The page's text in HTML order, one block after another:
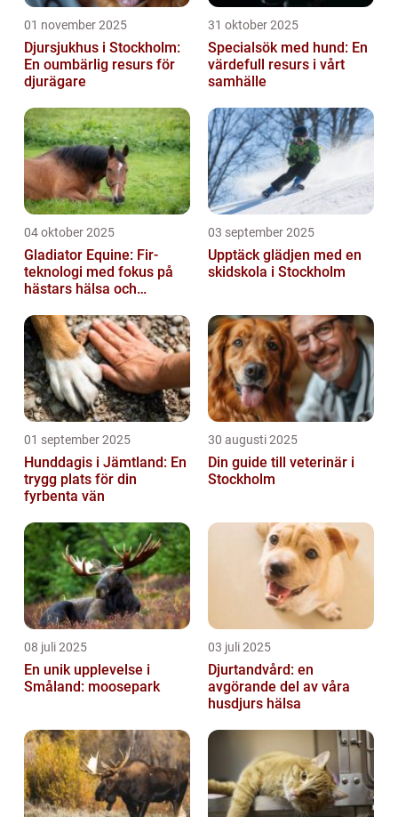
01 november 2025
Djursjukhus i Stockholm:
En oumbärlig resurs för
djurägare
31 oktober 2025
Specialsök med hund: En
värdefull resurs i vårt
samhälle
04 oktober 2025
Gladiator Equine: Fir-
teknologi med fokus på
hästars hälsa och
03 september 2025
Upptäck glädjen med en
skidskola i Stockholm
01 september 2025
Hunddagis i Jämtland: En
trygg plats för din
fyrbenta vän
30 augusti 2025
Din guide till veterinär i
Stockholm
08 juli 2025
En unik upplevelse i
Småland: moosepark
03 juli 2025
Djurtandvård: en
avgörande del av våra
husdjurs hälsa